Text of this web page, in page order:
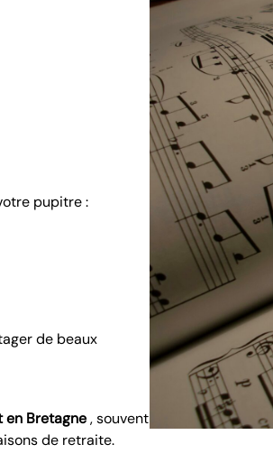
pupitre :
de beaux
Bretagne, souvent
de retraite.